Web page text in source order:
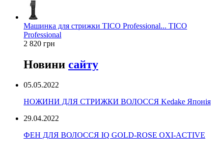
Машинка для стрижки TICO Professional... TICO
Professional
2 820 грн
Новини сайту
05.05.2022
НОЖИНИ ДЛЯ СТРИЖКИ ВОЛОССЯ Kedake Японія
29.04.2022
ФЕН ДЛЯ ВОЛОССЯ IQ GOLD-ROSE OXI-ACTIVE